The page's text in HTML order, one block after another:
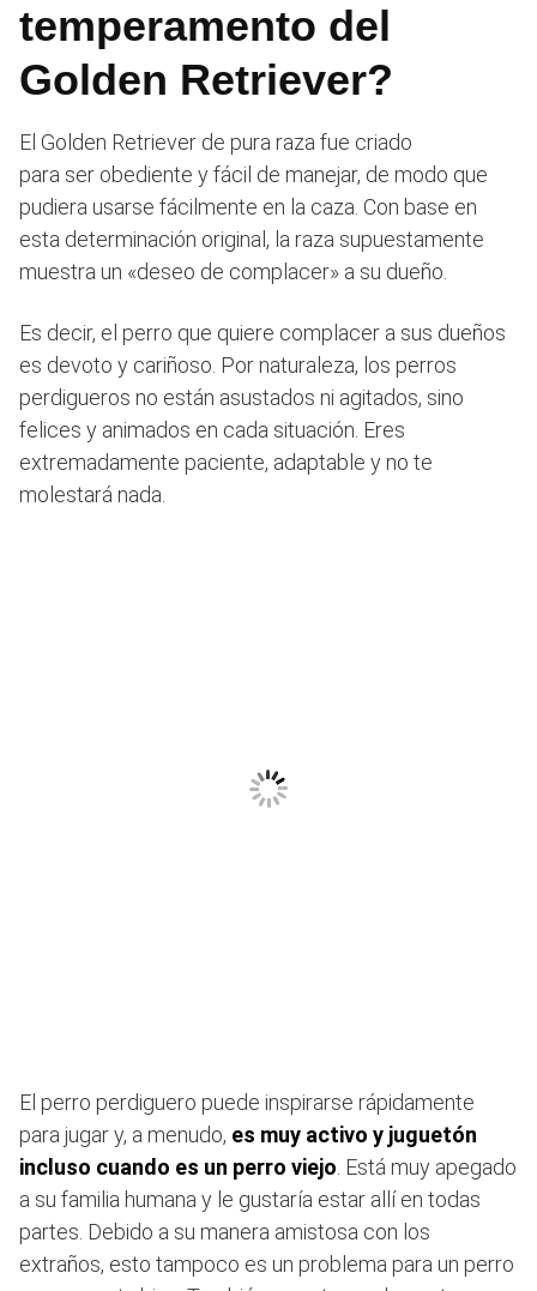
temperamento del
Golden Retriever?
El Golden Retriever de pura raza fue criado
para ser obediente y fácil de manejar, de modo que
pudiera usarse fácilmente en la caza. Con base en
esta determinación original, la raza supuestamente
muestra un «deseo de complacer» a su dueño.
Es decir, el perro que quiere complacer a sus dueños
es devoto y cariñoso. Por naturaleza, los perros
perdigueros no están asustados ni agitados, sino
felices y animados en cada situación. Eres
extremadamente paciente, adaptable y no te
molestará nada.
El perro perdiguero puede inspirarse rápidamente
para jugar y, a menudo, es muy activo y juguetón
incluso cuando es un perro viejo. Está muy apegado
a su familia humana y le gustaría estar allí en todas
partes. Debido a su manera amistosa con los
extraños, esto tampoco es un problema para un perro